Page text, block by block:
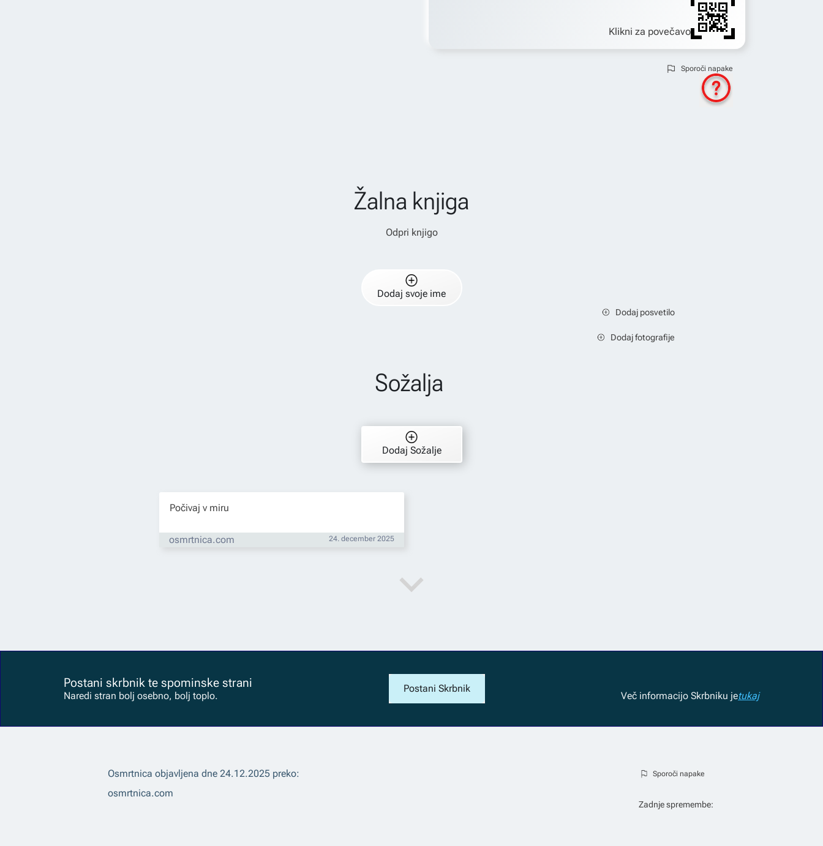
Klikni za povečavo
Sporoči napake
Žalna knjiga
Odpri knjigo
Dodaj svoje ime
Dodaj posvetilo
Dodaj fotografije
Sožalja
Dodaj Sožalje
Počivaj v miru
osmrtnica.com 24. december 2025
Postani skrbnik te spominske strani
Naredi stran bolj osebno, bolj toplo.
Postani Skrbnik
Več informacijo Skrbniku jetukaj
Osmrtnica objavljena dne 24.12.2025 preko:
osmrtnica.com
Sporoči napake
Zadnje spremembe: